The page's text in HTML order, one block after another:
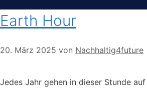
Earth Hour
20. März 2025 von Nachhaltig4future
Jedes Jahr gehen in dieser Stunde